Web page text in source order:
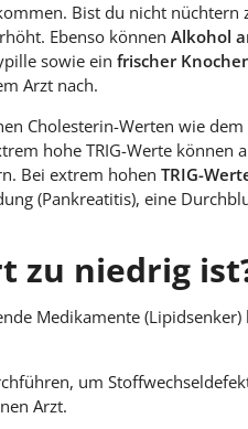
Bist du nicht
Ebenso können Alkohol
sowie ein frischer
Arzt nach.
Cholesterin-Werten wie dem
hohe TRIG-Werte können
Bei extrem hohen TRIG-
(Pankreatitis), eine
zu niedrig
Medikamente (Lipidsenker)
um
Arzt.